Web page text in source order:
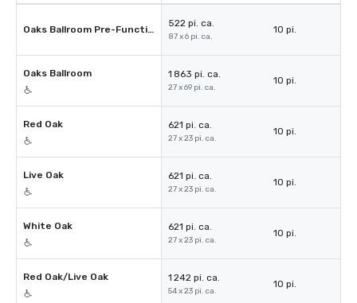
Oaks Ballroom Pre-Function
522 pi. ca.
87 x 6 pi. ca.
10 pi.
Oaks Ballroom 1 863 pi. ca.
27 x 69 pi. ca.
10 pi.
Red Oak 621 pi. ca.
27 x 23 pi. ca.
10 pi.
Live Oak 621 pi. ca.
27 x 23 pi. ca.
10 pi.
White Oak 621 pi. ca.
27 x 23 pi. ca.
10 pi.
Red Oak/Live Oak 1 242 pi. ca.
54 x 23 pi. ca.
10 pi.